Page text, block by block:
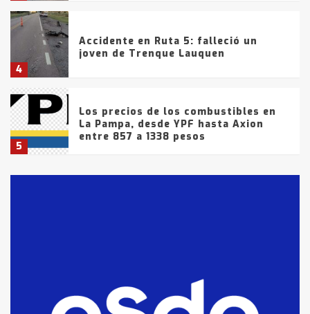
4
Accidente en Ruta 5: falleció un
joven de Trenque Lauquen
5
Los precios de los combustibles en
La Pampa, desde YPF hasta Axion
entre 857 a 1338 pesos
fueron detenidos por
comercialización de drogas en la
tarde del sábado